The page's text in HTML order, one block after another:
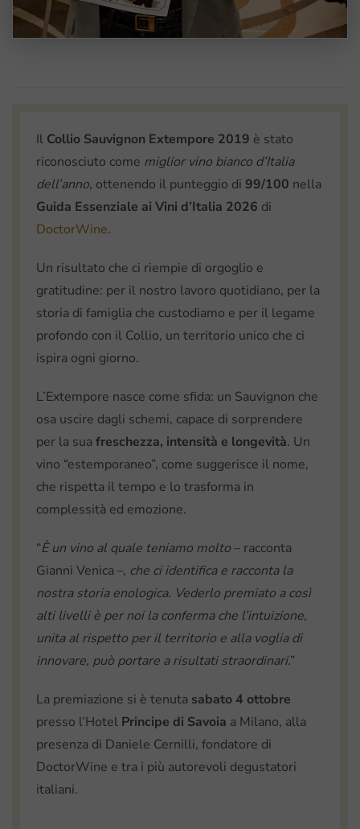
Il Collio Sauvignon Extempore 2019 è stato
riconosciuto come miglior vino bianco d’Italia
dell’anno, ottenendo il punteggio di 99/100 nella
Guida Essenziale ai Vini d’Italia 2026 di
DoctorWine.
Un risultato che ci riempie di orgoglio e
gratitudine: per il nostro lavoro quotidiano, per la
storia di famiglia che custodiamo e per il legame
profondo con il Collio, un territorio unico che ci
ispira ogni giorno.
L’Extempore nasce come sfida: un Sauvignon che
osa uscire dagli schemi, capace di sorprendere
per la sua freschezza, intensità e longevità. Un
vino “estemporaneo”, come suggerisce il nome,
che rispetta il tempo e lo trasforma in
complessità ed emozione.
“È un vino al quale teniamo molto– racconta
Gianni Venica –, che ci identifica e racconta la
nostra storia enologica. Vederlo premiato a così
alti livelli è per noi la conferma che l’intuizione,
unita al rispetto per il territorio e alla voglia di
innovare, può portare a risultati straordinari.”
La premiazione si è tenuta sabato 4 ottobre
presso l’Hotel Principe di Savoia a Milano, alla
presenza di Daniele Cernilli, fondatore di
DoctorWine e tra i più autorevoli degustatori
italiani.